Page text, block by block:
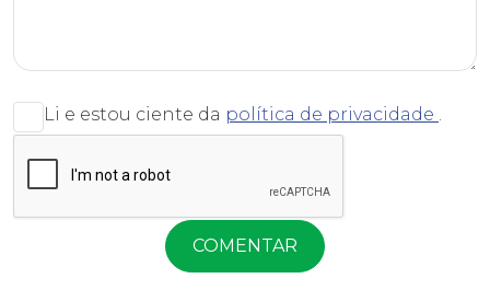
Li e estou ciente da política de privacidade .
COMENTAR